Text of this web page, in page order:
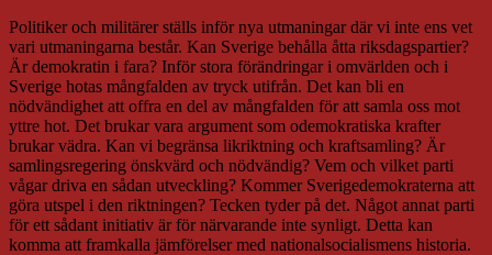
Politiker och militärer ställs inför nya utmaningar där vi inte ens vet
vari utmaningarna består. Kan Sverige behålla åtta riksdagspartier?
Är demokratin i fara? Inför stora förändringar i omvärlden och i
Sverige hotas mångfalden av tryck utifrån. Det kan bli en
nödvändighet att offra en del av mångfalden för att samla oss mot
yttre hot. Det brukar vara argument som odemokratiska krafter
brukar vädra. Kan vi begränsa likriktning och kraftsamling? Är
samlingsregering önskvärd och nödvändig? Vem och vilket parti
vågar driva en sådan utveckling? Kommer Sverigedemokraterna att
göra utspel i den riktningen? Tecken tyder på det. Något annat parti
för ett sådant initiativ är för närvarande inte synligt. Detta kan
komma att framkalla jämförelser med nationalsocialismens historia.